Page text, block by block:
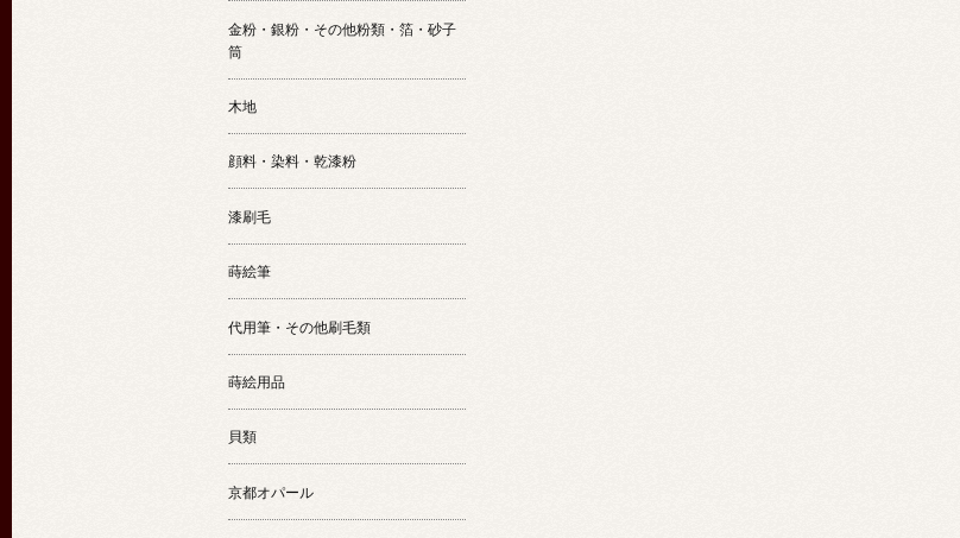
金粉・銀粉・その他粉類・箔・砂子
筒
木地
顔料・染料・乾漆粉
漆刷毛
蒔絵筆
代用筆・その他刷毛類
蒔絵用品
貝類
京都オパール